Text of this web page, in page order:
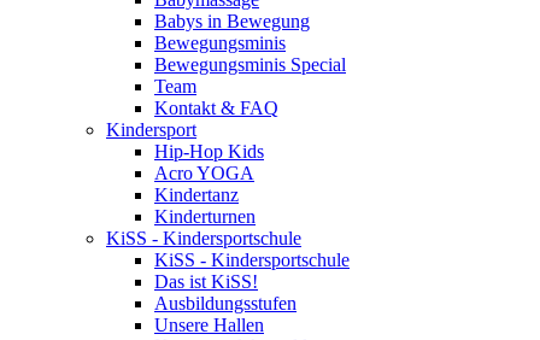
Babys in Bewegung
Bewegungsminis
Bewegungsminis Special
Team
Kontakt & FAQ
Kindersport
Hip-Hop Kids
Acro YOGA
Kindertanz
Kinderturnen
KiSS - Kindersportschule
KiSS - Kindersportschule
Das ist KiSS!
Ausbildungsstufen
Unsere Hallen